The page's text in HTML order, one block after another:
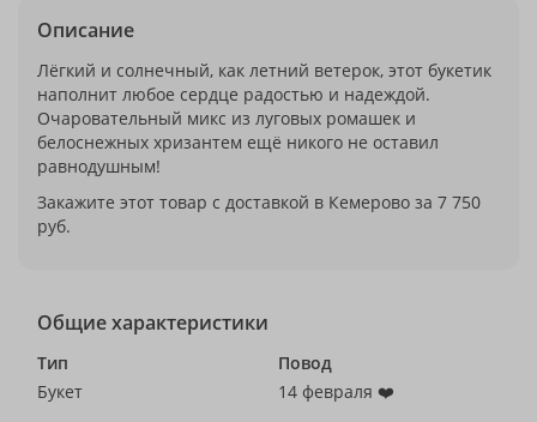
Описание
Лёгкий и солнечный, как летний ветерок, этот букетик
наполнит любое сердце радостью и надеждой.
Очаровательный микс из луговых ромашек и
белоснежных хризантем ещё никого не оставил
равнодушным!
Закажите этот товар с доставкой в Кемерово за 7 750
руб.
Общие характеристики
Тип
Букет
Повод
14 февраля ❤️